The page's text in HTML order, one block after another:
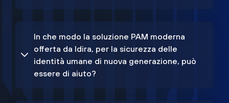
In che modo la soluzione PAM moderna
offerta da Idira, per la sicurezza delle
identità umane di nuova generazione, può
essere di aiuto?